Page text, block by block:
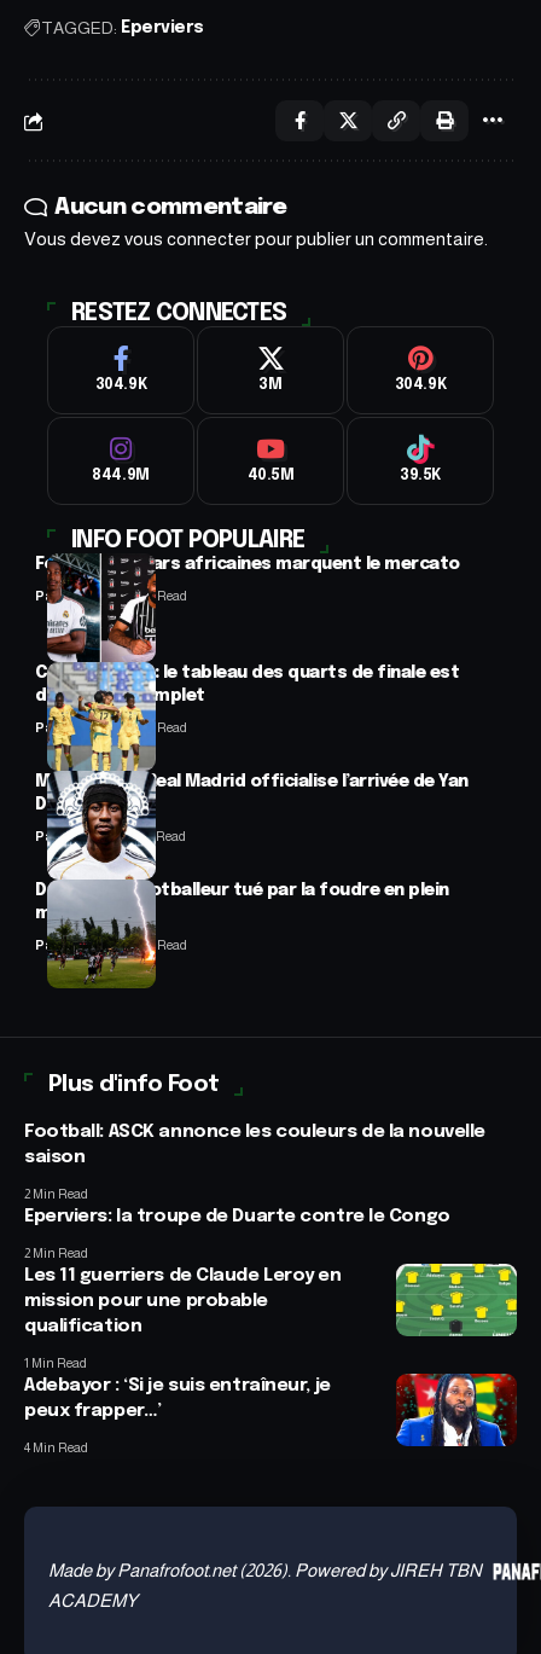
TAGGED: Eperviers
Aucun commentaire
Vous devez vous connecterpour publier un commentaire.
RESTEZ CONNECTES
304.9K 3M 304.9K
844.9M 40.5M 39.5K
INFO FOOT POPULAIRE
Football : 2 stars africaines marquent le mercato
Panafrofoot2 Min Read
CAN féminine : le tableau des quarts de finale est
désormais complet
Panafrofoot2 Min Read
Mercato : Le Real Madrid officialise l’arrivée de Yan
Diomandé
Panafrofoot1 Min Read
Drame : un footballeur tué par la foudre en plein
match
Panafrofoot2 Min Read
Plus d'info Foot
Football: ASCK annonce les couleurs de la nouvelle
saison
2 Min Read
Eperviers: la troupe de Duarte contre le Congo
2 Min Read
Les 11 guerriers de Claude Leroy en
mission pour une probable
qualification
1 Min Read
Adebayor : ‘Si je suis entraîneur, je
peux frapper…’
4 Min Read
Made by Panafrofoot.net (2026). Powered by JIREH TBN
ACADEMY